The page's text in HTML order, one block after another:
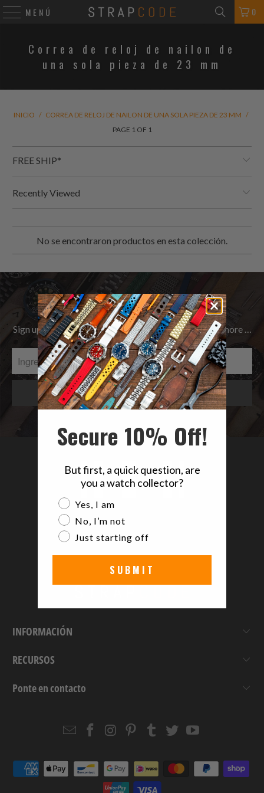
MENÚ 0
Correa de reloj de nailon de
una sola pieza de 23 mm
INICIO / CORREA DE RELOJ DE NAILON DE UNA SOLA PIEZA DE 23 MM /
PAGE 1 OF 1
FREE SHIP*
Recently Viewed
No se encontraron productos en esta colección.
Be the first to know
Sign up to get the latest on Sales | New Releases & more …
INFORMACIÓN
RECURSOS
Ponte en contacto
EmailStrapcode
Facebook
Strapcode
Instagram
Strapcode
Pinterest
Strapcode
Tumblr
Strapcode
TwitterYouTube
Secure 10% Off!
But first, a quick question, are
you a watch collector?
Are you a watch collector?
Yes, I am
No, I’m not
Just starting off
SUBMIT